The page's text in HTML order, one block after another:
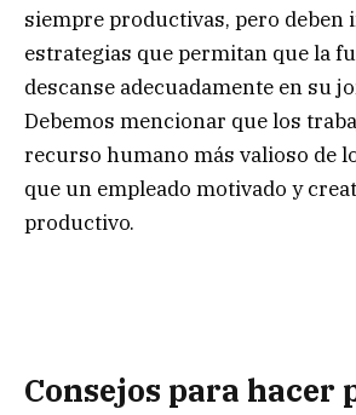
siempre productivas, pero deben
estrategias que permitan que la
descanse adecuadamente en su
Debemos mencionar que los
recurso humano más valioso de
que un empleado motivado y
productivo.
Consejos para hacer